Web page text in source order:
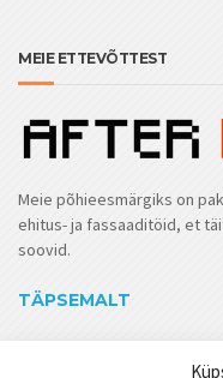
MEIE ETTEVÕTTEST
Meie põhieesmärgiks on
ehitus- ja fassaaditöid, et
soovid.
TÄPSEMALT